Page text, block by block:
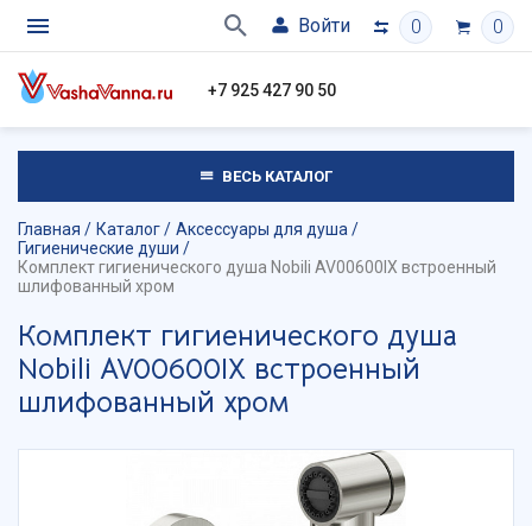
Войти 0 0
+7 925 427 90 50
ВЕСЬ КАТАЛОГ
Главная Каталог
Аксессуары для душа
Гигиенические души
Комплект гигиенического душа Nobili AV00600IX встроенный
шлифованный хром
Комплект гигиенического душа
Nobili AV00600IX встроенный
шлифованный хром